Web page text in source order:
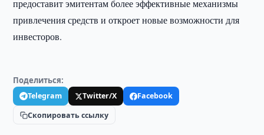
предоставит эмитентам более эффективные механизмы
привлечения средств и откроет новые возможности для
инвесторов.
Поделиться:
Telegram Twitter/X
Facebook
Скопировать ссылку